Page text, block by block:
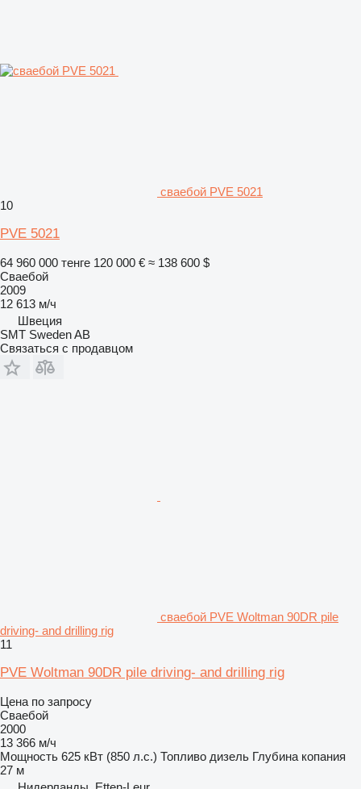
сваебой PVE 5021
10
PVE 5021
64 960 000 тенге 120 000 € ≈ 138 600 $
Сваебой
2009
12 613 м/ч
Швеция
SMT Sweden AB
Связаться с продавцом
сваебой PVE Woltman 90DR pile
driving- and drilling rig
11
PVE Woltman 90DR pile driving- and drilling rig
Цена по запросу
Сваебой
2000
13 366 м/ч
Мощность 625 кВт (850 л.с.) Топливо дизель Глубина копания
27 м